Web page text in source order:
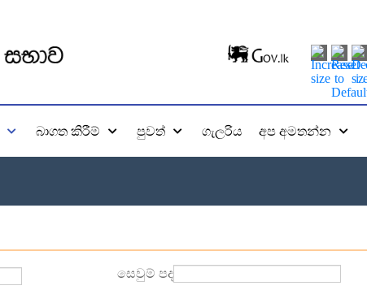
බාගත කිරීම් පුවත් ගැලරිය අප අමතන්න
සෙවුම් පද